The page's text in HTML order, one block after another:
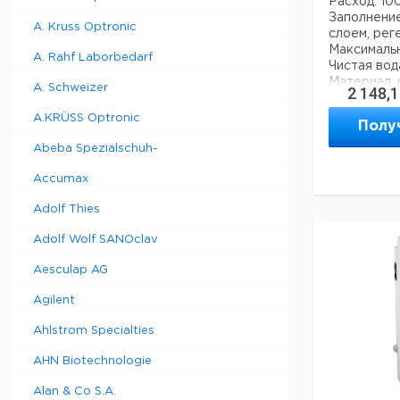
A. Kruss Optronic
A. Rahf Laborbedarf
A. Schweizer
A.KRÜSS Optronic
Abeba Spezialschuh-
Accumax
Adolf Thies
Adolf Wolf SANOclav
Aesculap AG
Agilent
Ahlstrom Specialties
AHN Biotechnologie
Alan & Co S.A.
слоем,
Чистая
Материал:
Размеры
рабочее
Вес нетто:
Данные
данные
Страна
Вес
Темп.
2